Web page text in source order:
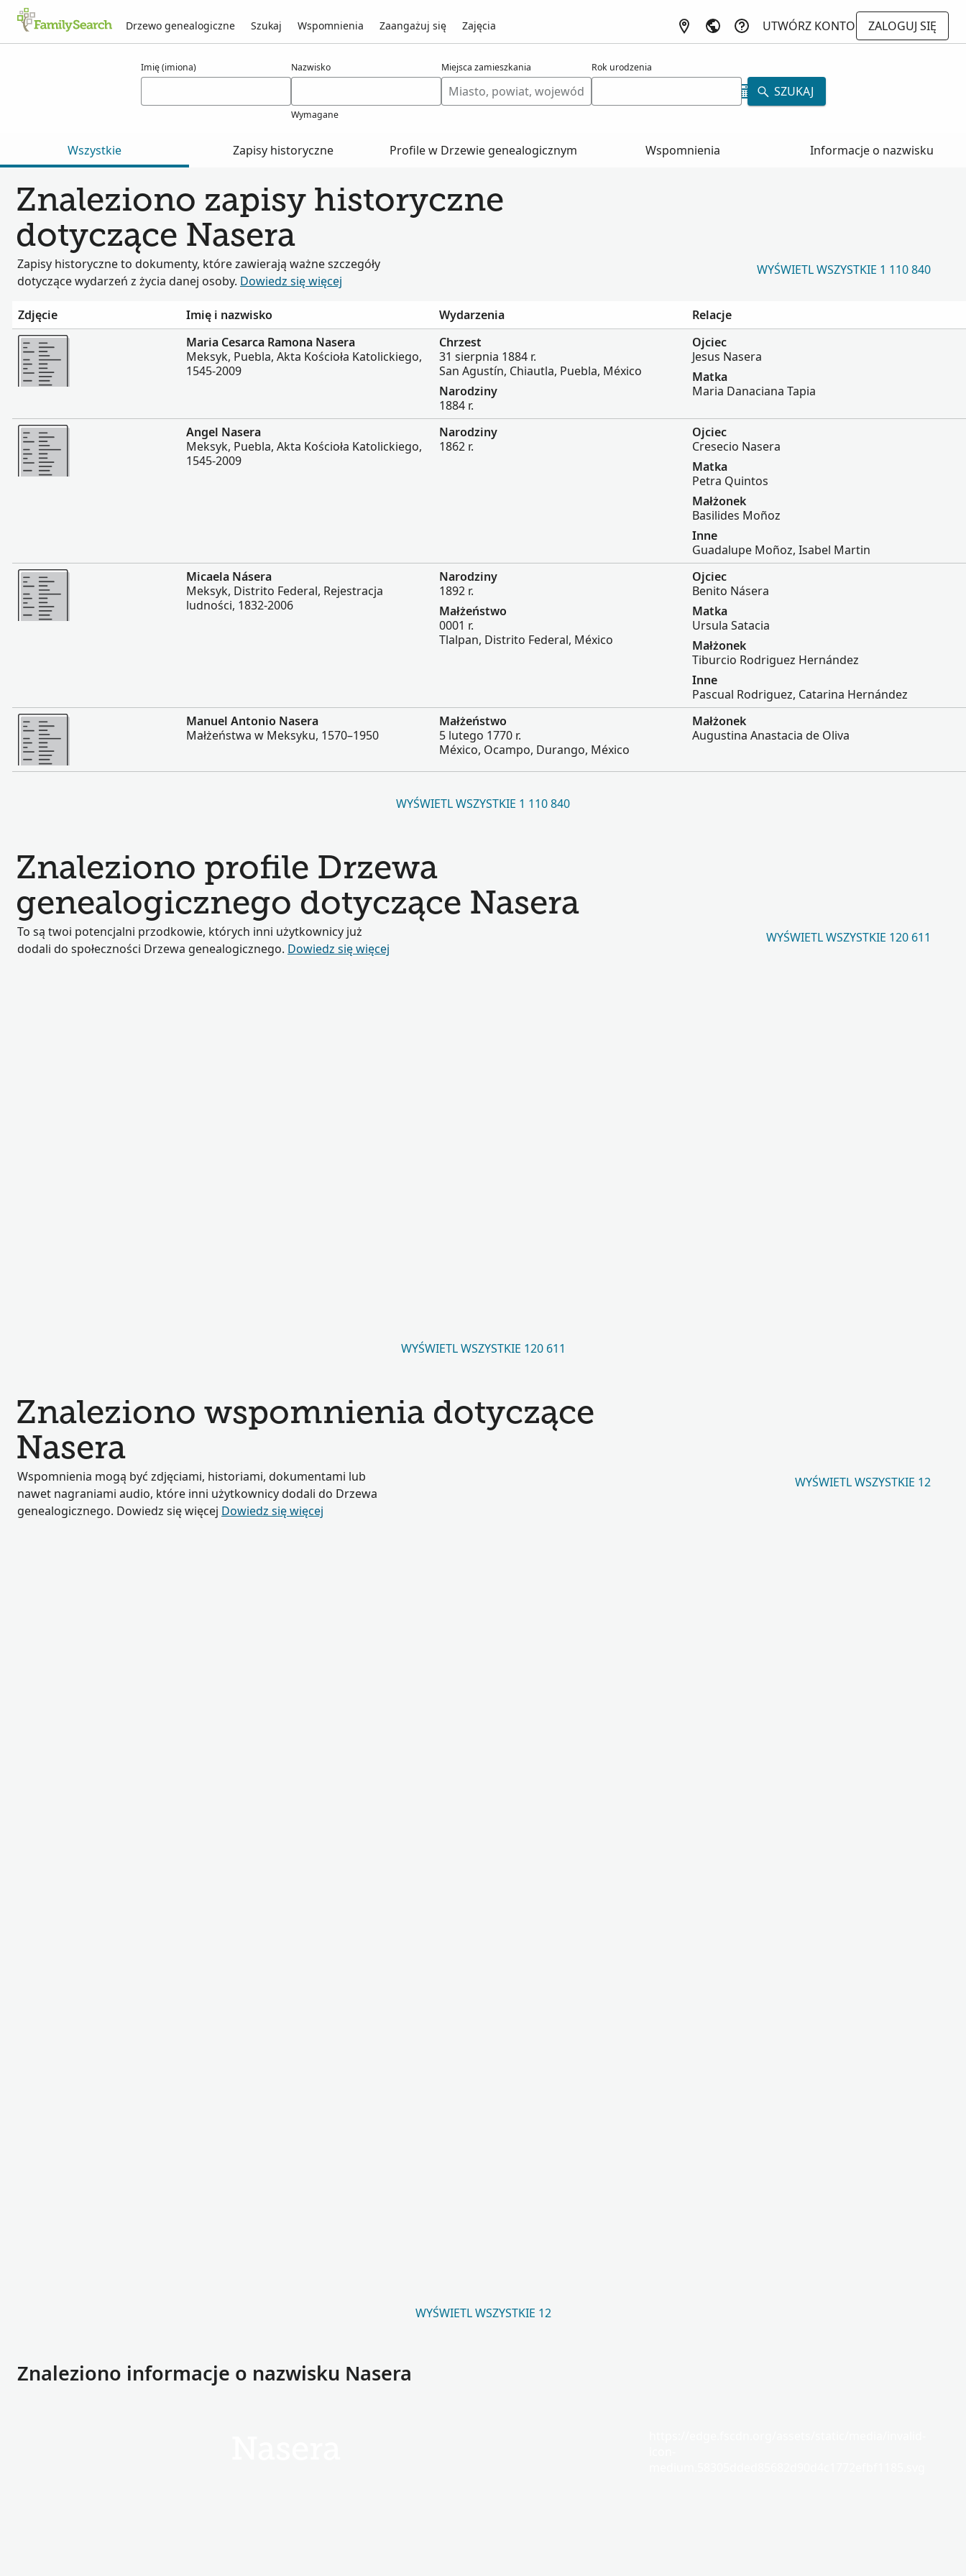
Drzewo genealogiczne Szukaj Wspomnienia Zaangażuj się Zajęcia UTWÓRZ KONTO
ZALOGUJ SIĘ
Imię (imiona) Nazwisko
Wymagane
Miejsca zamieszkania Rok urodzenia
SZUKAJ
Wszystkie Zapisy historyczne Profile w Drzewie genealogicznym Wspomnienia Informacje o nazwisku
Znaleziono zapisy historyczne
dotyczące Nasera
Zapisy historyczne to dokumenty, które zawierają ważne szczegóły
dotyczące wydarzeń z życia danej osoby. Dowiedz się więcej
WYŚWIETL WSZYSTKIE 1 110 840
Zdjęcie Imię i nazwisko Wydarzenia
Relacje
Więcej
Maria Cesarca Ramona Nasera
Meksyk, Puebla, Akta Kościoła Katolickiego,
1545-2009
Chrzest
31 sierpnia 1884 r.
San Agustín, Chiautla, Puebla, México
Narodziny
1884 r.
Ojciec
Jesus Nasera
Matka
Maria Danaciana Tapia
Więcej
Angel Nasera
Meksyk, Puebla, Akta Kościoła Katolickiego,
1545-2009
Narodziny
1862 r.
Ojciec
Cresecio Nasera
Matka
Petra Quintos
Małżonek
Basilides Moñoz
Inne
Guadalupe Moñoz, Isabel Martin
Więcej
Micaela Násera
Meksyk, Distrito Federal, Rejestracja
ludności, 1832-2006
Narodziny
1892 r.
Małżeństwo
0001 r.
Tlalpan, Distrito Federal, México
Ojciec
Benito Násera
Matka
Ursula Satacia
Małżonek
Tiburcio Rodriguez Hernández
Inne
Pascual Rodriguez, Catarina Hernández
Więcej
Manuel Antonio Nasera
Małżeństwa w Meksyku, 1570–1950
Małżeństwo
5 lutego 1770 r.
México, Ocampo, Durango, México
Małżonek
Augustina Anastacia de Oliva
WYŚWIETL WSZYSTKIE 1 110 840
Znaleziono profile Drzewa
genealogicznego dotyczące Nasera
To są twoi potencjalni przodkowie, których inni użytkownicy już
dodali do społeczności Drzewa genealogicznego. Dowiedz się więcej
WYŚWIETL WSZYSTKIE 120 611
WYŚWIETL WSZYSTKIE 120 611
Znaleziono wspomnienia dotyczące
Nasera
Wspomnienia mogą być zdjęciami, historiami, dokumentami lub
nawet nagraniami audio, które inni użytkownicy dodali do Drzewa
genealogicznego. Dowiedz się więcej Dowiedz się więcej
WYŚWIETL WSZYSTKIE 12
WYŚWIETL WSZYSTKIE 12
Znaleziono informacje o nazwisku Nasera